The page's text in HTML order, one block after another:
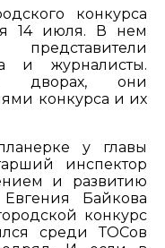
конкурса
14 июля. В нем
и журналисты.
дворах, они
конкурса и их
у главы
инспектор
и развитию
Байкова
конкурс
среди ТОСов